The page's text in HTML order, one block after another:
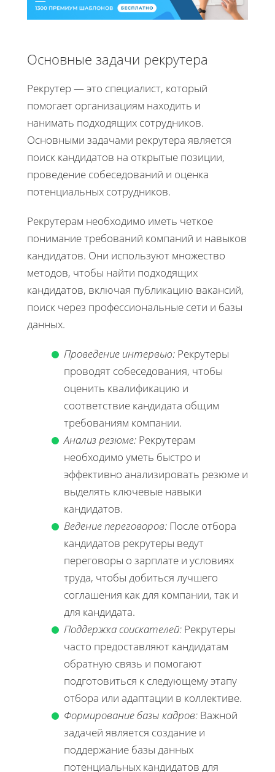
Основные задачи рекрутера
Рекрутер — это специалист, который
помогает организациям находить и
нанимать подходящих сотрудников.
Основными задачами рекрутера является
поиск кандидатов на открытые позиции,
проведение собеседований и оценка
потенциальных сотрудников.
Рекрутерам необходимо иметь четкое
понимание требований компаний и навыков
кандидатов. Они используют множество
методов, чтобы найти подходящих
кандидатов, включая публикацию вакансий,
поиск через профессиональные сети и базы
данных.
Проведение интервью: Рекрутеры
проводят собеседования, чтобы
оценить квалификацию и
соответствие кандидата общим
требованиям компании.
Анализ резюме: Рекрутерам
необходимо уметь быстро и
эффективно анализировать резюме и
выделять ключевые навыки
кандидатов.
Ведение переговоров: После отбора
кандидатов рекрутеры ведут
переговоры о зарплате и условиях
труда, чтобы добиться лучшего
соглашения как для компании, так и
для кандидата.
Поддержка соискателей: Рекрутеры
часто предоставляют кандидатам
обратную связь и помогают
подготовиться к следующему этапу
отбора или адаптации в коллективе.
Формирование базы кадров: Важной
задачей является создание и
поддержание базы данных
потенциальных кандидатов для